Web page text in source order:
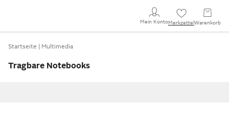
Mein KontoMerkzettel Warenkorb
Startseite Multimedia
Tragbare Notebooks